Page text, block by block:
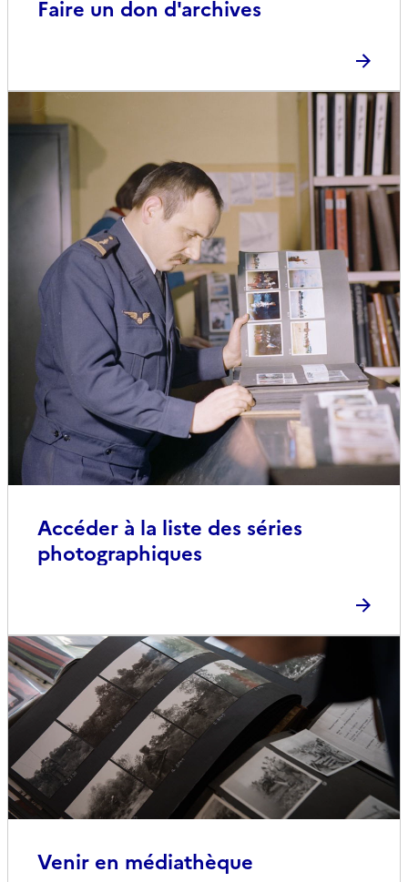
Faire un don d'archives
Accéder à la liste des séries
photographiques
Venir en médiathèque